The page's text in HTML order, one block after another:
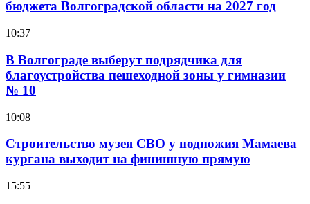
бюджета Волгоградской области на 2027 год
10:37
В Волгограде выберут подрядчика для
благоустройства пешеходной зоны у гимназии
№ 10
10:08
Строительство музея СВО у подножия Мамаева
кургана выходит на финишную прямую
15:55